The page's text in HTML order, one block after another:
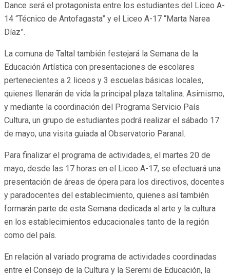
Dance será el protagonista entre los estudiantes del Liceo A-
14 “Técnico de Antofagasta” y el Liceo A-17 “Marta Narea
Díaz”.
La comuna de Taltal también festejará la Semana de la
Educación Artística con presentaciones de escolares
pertenecientes a 2 liceos y 3 escuelas básicas locales,
quienes llenarán de vida la principal plaza taltalina. Asimismo,
y mediante la coordinación del Programa Servicio País
Cultura, un grupo de estudiantes podrá realizar el sábado 17
de mayo, una visita guiada al Observatorio Paranal.
Para finalizar el programa de actividades, el martes 20 de
mayo, desde las 17 horas en el Liceo A-17, se efectuará una
presentación de áreas de ópera para los directivos, docentes
y paradocentes del establecimiento, quienes así también
formarán parte de esta Semana dedicada al arte y la cultura
en los establecimientos educacionales tanto de la región
como del país.
En relación al variado programa de actividades coordinadas
entre el Consejo de la Cultura y la Seremi de Educación, la